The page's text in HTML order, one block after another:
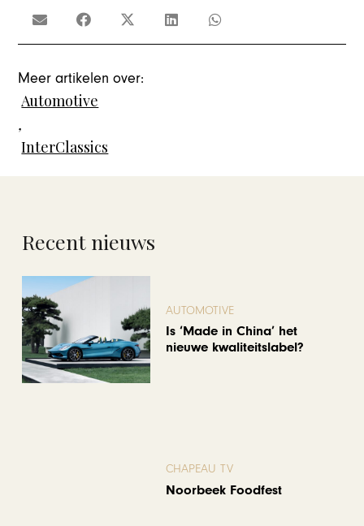
Meer artikelen over:
Automotive
,
InterClassics
Recent nieuws
AUTOMOTIVE
Is ‘Made in China’ het
nieuwe kwaliteitslabel?
CHAPEAU TV
Noorbeek Foodfest